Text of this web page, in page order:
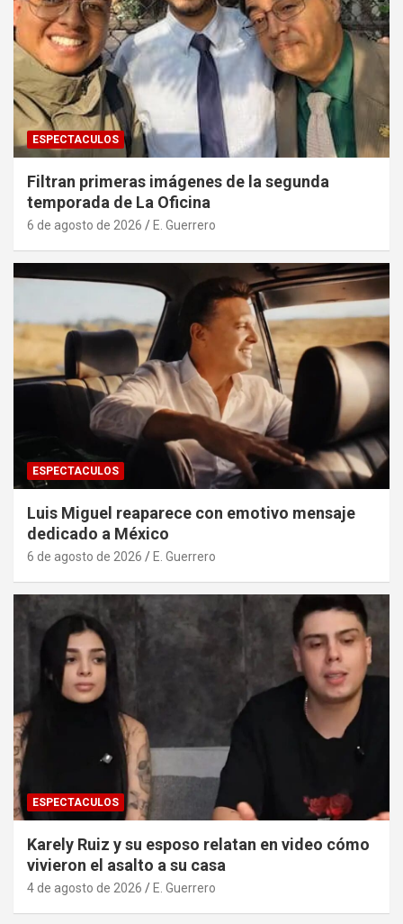
ESPECTACULOS
Filtran primeras imágenes de la segunda
temporada de La Oficina
6 de agosto de 2026 E. Guerrero
ESPECTACULOS
Luis Miguel reaparece con emotivo mensaje
dedicado a México
6 de agosto de 2026 E. Guerrero
ESPECTACULOS
Karely Ruiz y su esposo relatan en video cómo
vivieron el asalto a su casa
4 de agosto de 2026 E. Guerrero